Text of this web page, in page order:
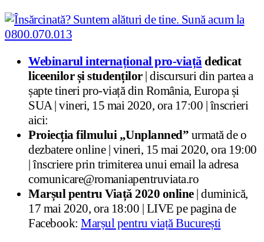
Webinarul internațional pro-viață dedicat
liceenilor și studenților | discursuri din partea a
șapte tineri pro-viață din România, Europa și
SUA | vineri, 15 mai 2020, ora 17:00 | înscrieri
aici:
Proiecția filmului „Unplanned” urmată de o
dezbatere online | vineri, 15 mai 2020, ora 19:00
| înscriere prin trimiterea unui email la adresa
comunicare@romaniapentruviata.ro
Marșul pentru Viață 2020 online | duminică,
17 mai 2020, ora 18:00 | LIVE pe pagina de
Facebook: Marșul pentru viață București